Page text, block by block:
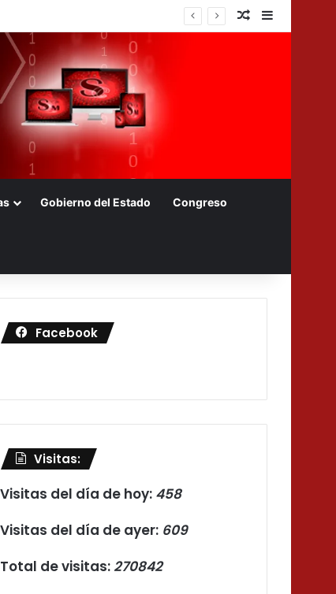
Nota aleatoria
Barra
Gobierno del Estado Congreso
Facebook
Visitas:
Visitas del día de hoy: 458
Visitas del día de ayer: 609
Total de visitas: 270842